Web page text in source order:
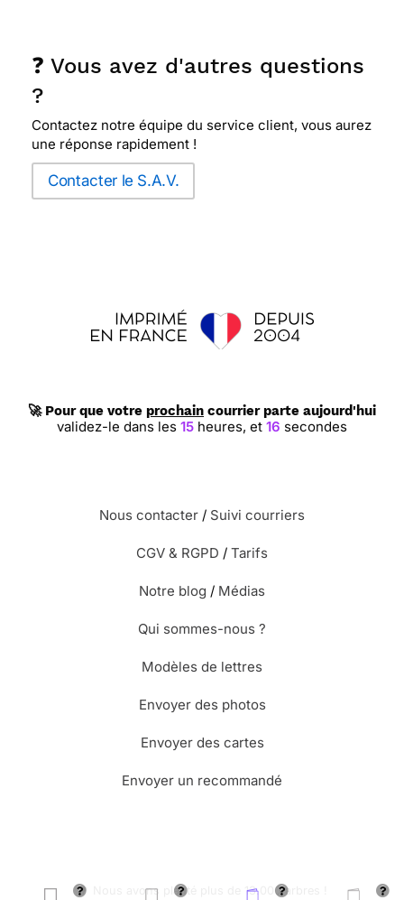
❓ Vous avez d'autres questions
?
Contactez notre équipe du service client, vous aurez
une réponse rapidement !
Contacter le S.A.V.
🚀 Pour que votre prochain courrier parte aujourd'hui
validez-le dans les 15 heures, et 16 secondes
Nous contacter / Suivi courriers
CGV & RGPD / Tarifs
Notre blog / Médias
Qui sommes-nous ?
Modèles de lettres
Envoyer des photos
Envoyer des cartes
Envoyer un recommandé
🌳 Nous avons planté plus de 13.000 arbres !